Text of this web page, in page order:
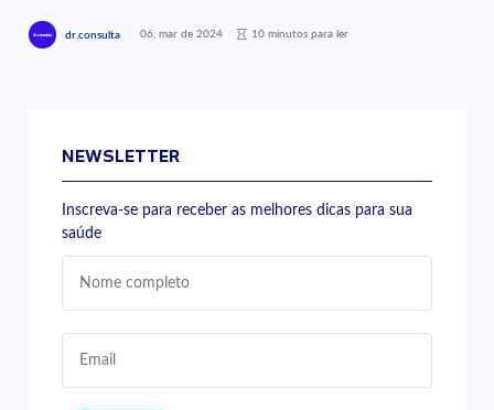
dr.consulta 06, mar de 2024 10 minutos para ler
NEWSLETTER
Inscreva-se para receber as melhores dicas para sua
saúde